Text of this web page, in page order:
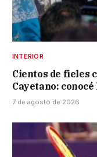
INTERIOR
Cientos de fieles
Cayetano:
7 de agosto de 2026